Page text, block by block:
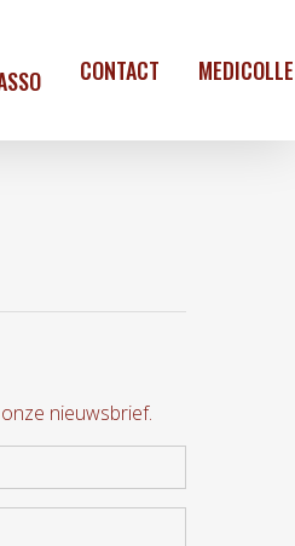
CONTACT
nieuwsbrief.